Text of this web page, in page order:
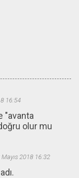
16:54
"avanta
olur mu
Mayıs 2018 16:32